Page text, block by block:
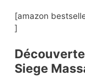
[amazon
]
Siege